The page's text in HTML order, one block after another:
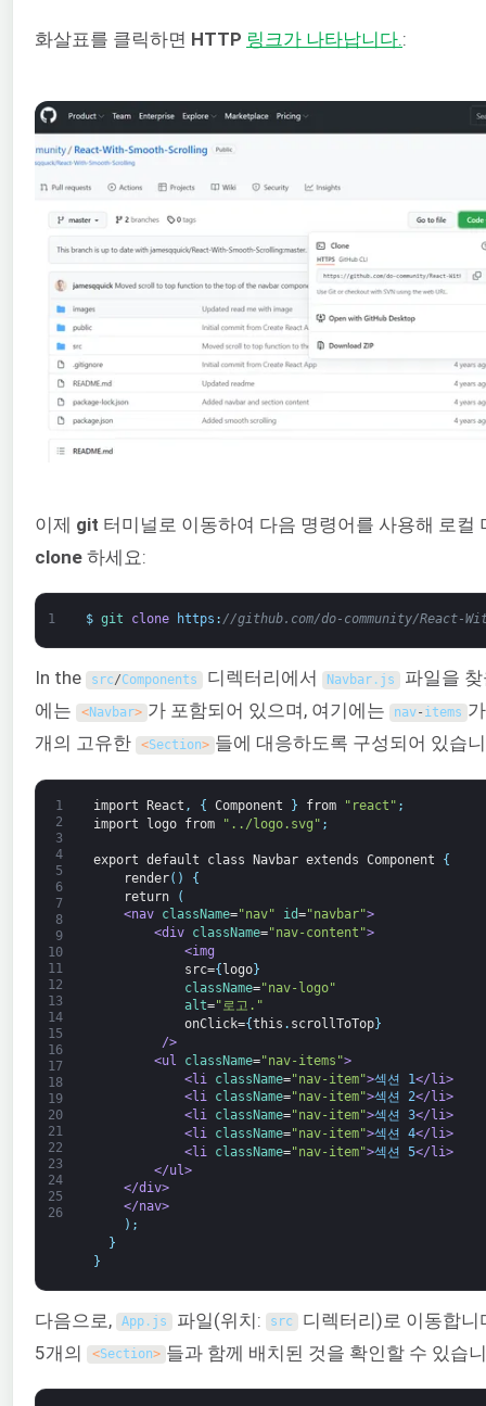
화살표를 클릭하면 HTTP 링크가 나타납니다.:
이제 git 터미널로 이동하여 다음 명령어를 사용해 로컬
clone 하세요:
1 $ git clone https : //github.com/do-community/React-
In the src/Components 디렉터리에서 Navbar . js
파일을
에는
<Navbar> 가 포함되어 있으며, 여기에는 nav- items
개의 고유한
<Section> 들에 대응하도록 구성되어 있습
1
2
3
4
5
6
7
8
9
10
11
12
13
14
15
16
17
18
19
20
21
22
23
24
25
26
import React , { Component } from "react" ;
import
logo from "../logo.svg" ;
export default class Navbar extends Component
{
render( )
{
return
(
<nav className="nav" id="navbar">
<div className="nav-content">
<img
src={logo}
className="nav-logo"
alt="로고."
onClick={this . scrollToTop}
/>
<ul
className="nav-items">
<li
className="nav-item">섹션 1</li>
<li className="nav-item">섹션 2</li>
<li className="nav-item">섹션 3</li>
<li className="nav-item">섹션 4</li>
<li className="nav-item">섹션 5</li>
</ul>
</div>
</nav>
) ;
}
}
다음으로, App. js 파일(위치: src
디렉터리)로 이동합
5개의
<Section> 들과 함께 배치된 것을 확인할 수 있습